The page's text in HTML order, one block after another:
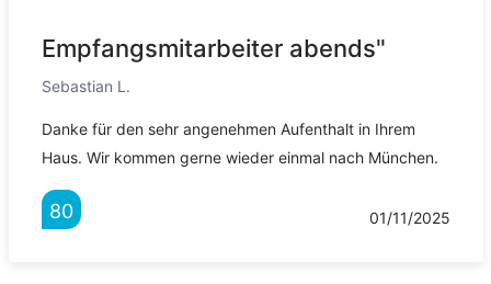
Empfangsmitarbeiter abends"
Sebastian L.
Danke für den sehr angenehmen Aufenthalt in Ihrem
Haus. Wir kommen gerne wieder einmal nach München.
80 01/11/2025